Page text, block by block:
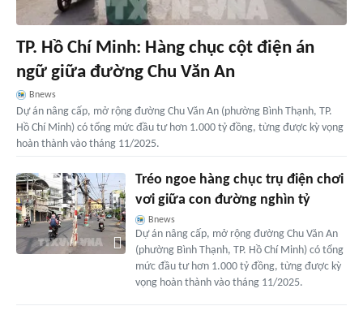
TP. Hồ Chí Minh: Hàng chục cột điện án
ngữ giữa đường Chu Văn An
Bnews
Dự án nâng cấp, mở rộng đường Chu Văn An (phường Bình Thạnh, TP.
Hồ Chí Minh) có tổng mức đầu tư hơn 1.000 tỷ đồng, từng được kỳ vọng
hoàn thành vào tháng 11/2025.
Tréo ngoe hàng chục trụ điện chơi
vơi giữa con đường nghìn tỷ
Bnews
Dự án nâng cấp, mở rộng đường Chu Văn An
(phường Bình Thạnh, TP. Hồ Chí Minh) có tổng
mức đầu tư hơn 1.000 tỷ đồng, từng được kỳ
vọng hoàn thành vào tháng 11/2025.